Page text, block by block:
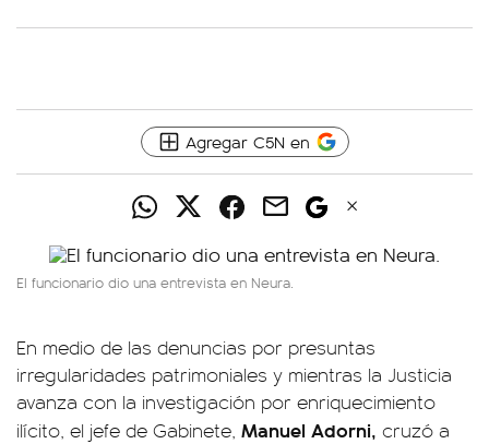
Agregar C5N en
El funcionario dio una entrevista en Neura.
En medio de las denuncias por presuntas
irregularidades patrimoniales y mientras la Justicia
avanza con la investigación por enriquecimiento
ilícito, el jefe de Gabinete, Manuel Adorni, cruzó a